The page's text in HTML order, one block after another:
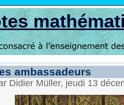
ambassadeurs
Didier Müller, jeudi 13